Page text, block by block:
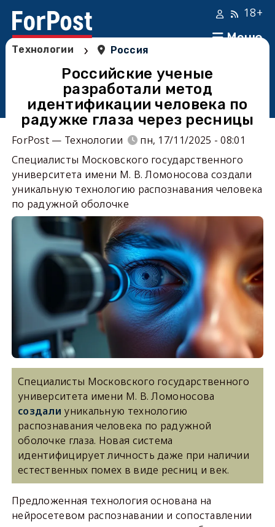
Меню
18+
Технологии › Россия
Российские ученые
разработали метод
идентификации человека по
радужке глаза через ресницы
ForPost — Технологии
пн, 17/11/2025 - 08:01
Специалисты Московского государственного
университета имени М. В. Ломоносова создали
уникальную технологию распознавания человека
по радужной оболочке
Специалисты Московского государственного
университета имени М. В. Ломоносова
создали уникальную технологию
распознавания человека по радужной
оболочке глаза. Новая система
идентифицирует личность даже при наличии
естественных помех в виде ресниц и век.
Предложенная технология основана на
нейросетевом распознавании и сопоставлении